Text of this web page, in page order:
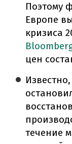
Поэтому
Европе
кризиса
цен
течение